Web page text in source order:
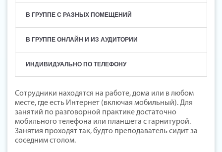
В ГРУППЕ С РАЗНЫХ ПОМЕЩЕНИЙ
В ГРУППЕ ОНЛАЙН И ИЗ АУДИТОРИИ
ИНДИВИДУАЛЬНО ПО ТЕЛЕФОНУ
Сотрудники находятся на работе, дома или в любом
месте, где есть Интернет (включая мобильный). Для
занятий по разговорной практике достаточно
мобильного телефона или планшета с гарнитурой.
Занятия проходят так, будто преподаватель сидит за
соседним столом.